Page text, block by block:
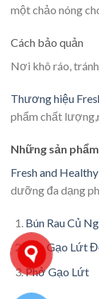
một chảo nóng
Cách bảo quản
Nơi khô ráo,
Thương hiệu
phẩm chất
Những sản
Fresh and
dưỡng đa dạng
Bún Rau Củ
Bún Gạo Lứt
Phở Gạo Lứt